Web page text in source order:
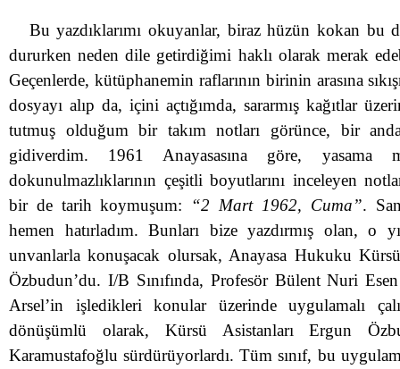
Bu yazdıklarımı okuyanlar, biraz hüzün kokan bu
dururken neden dile getirdiğimi haklı olarak merak
Geçenlerde, kütüphanemin raflarının birinin arasına
dosyayı alıp da, içini açtığımda, sararmış kağıtlar
tutmuş olduğum bir takım notları görünce, bir
gidiverdim. 1961 Anayasasına göre, yasama
dokunulmazlıklarının çeşitli boyutlarını inceleyen
bir de tarih koymuşum: “2 Mart 1962, Cuma”.
hemen hatırladım. Bunları bize yazdırmış olan, o
unvanlarla konuşacak olursak, Anayasa Hukuku
Özbudun’du. I/B Sınıfında, Profesör Bülent Nuri
Arsel’in işledikleri konular üzerinde uygulamalı
dönüşümlü olarak, Kürsü Asistanları Ergun
Karamustafoğlu sürdürüyorlardı. Tüm sınıf, bu